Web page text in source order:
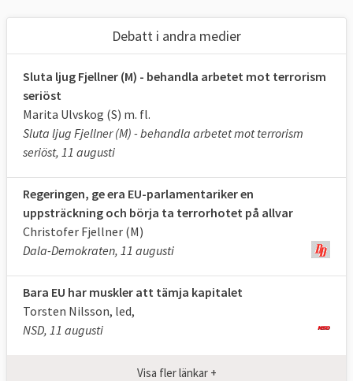
Debatt i andra medier
Sluta ljug Fjellner (M) - behandla arbetet mot terrorism
seriöst
Marita Ulvskog (S) m. fl.
Sluta ljug Fjellner (M) - behandla arbetet mot terrorism
seriöst, 11 augusti
Regeringen, ge era EU-parlamentariker en
uppsträckning och börja ta terrorhotet på allvar
Christofer Fjellner (M)
Dala-Demokraten, 11 augusti
Bara EU har muskler att tämja kapitalet
Torsten Nilsson, led,
NSD, 11 augusti
Visa fler länkar +